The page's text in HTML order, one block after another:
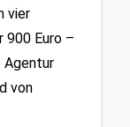
vier
900 Euro –
Agentur
von